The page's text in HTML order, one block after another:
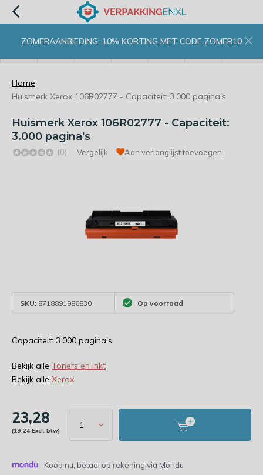
ZOMERAANBIEDING: 10% KORTING MET CODE ZOMER10
Home
Huismerk Xerox 106R02777 - Capaciteit: 3.000 pagina's
Huismerk Xerox 106R02777 - Capaciteit:
3.000 pagina's
(0) Vergelijk Aan verlanglijst toevoegen
SKU: 8718891986830 Op voorraad
Capaciteit: 3.000 pagina's
Bekijk alle Toners en inkt
Bekijk alle Xerox
23,28
(19,24 Excl. btw)
Koop nu, betaal op rekening via Mondu